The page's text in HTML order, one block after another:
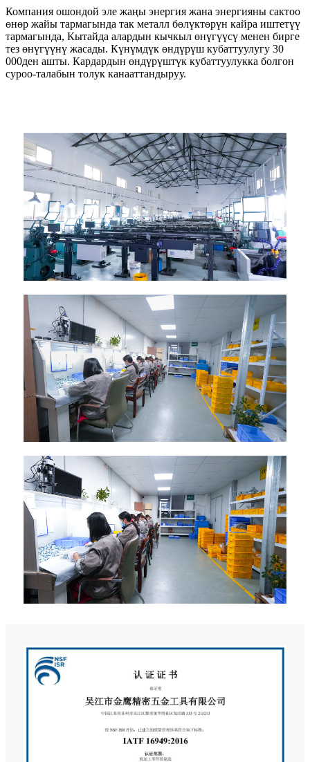
Компания ошондой эле жаңы энергия жана энергияны сактоо
өнөр жайы тармагында так металл бөлүктөрүн кайра иштетүү
тармагында, Кытайда алардын кычкыл өнүгүүсү менен бирге
тез өнүгүүнү жасады. Күнүмдүк өндүрүш кубаттуулугу 30
000ден ашты. Кардардын өндүрүштүк кубаттуулукка болгон
суроо-талабын толук канааттандыруу.